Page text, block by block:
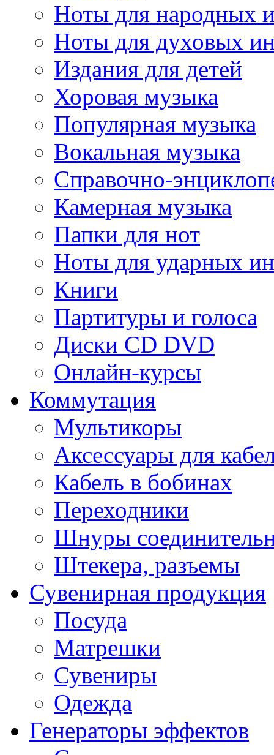
Ноты для народных
Ноты для духовых
Издания для детей
Хоровая музыка
Популярная музыка
Вокальная музыка
Справочно-
Камерная музыка
Папки для нот
Ноты для ударных
Книги
Партитуры и голоса
Диски CD DVD
Онлайн-курсы
Коммутация
Мультикоры
Аксессуары для
Кабель в бобинах
Переходники
Шнуры
Штекера, разъемы
Сувенирная продукция
Посуда
Матрешки
Сувениры
Одежда
Генераторы эффектов